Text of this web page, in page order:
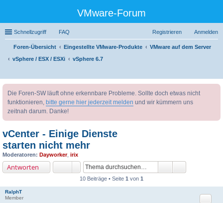
VMware-Forum
Schnellzugriff FAQ Anmelden
Registrieren
Foren-Übersicht Eingestellte VMware-Produkte
VMware auf dem Server
vSphere / ESX / ESXi
vSphere 6.7
uc
Die Foren-SW läuft ohne erkennbare Probleme. Sollte doch etwas nicht
funktionieren, bitte gerne hier jederzeit melden und wir kümmern uns
zeitnah darum. Danke!
vCenter - Einige Dienste
starten nicht mehr
Moderatoren: Dayworker, irix
Antworten
10 Beiträge • Seite 1 von 1
RalphT
Member
Zitat